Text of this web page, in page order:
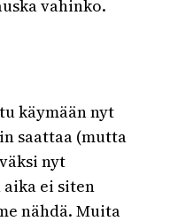
vahinko.
käymään nyt
saattaa (mutta
nyt
ei siten
nähdä. Muita